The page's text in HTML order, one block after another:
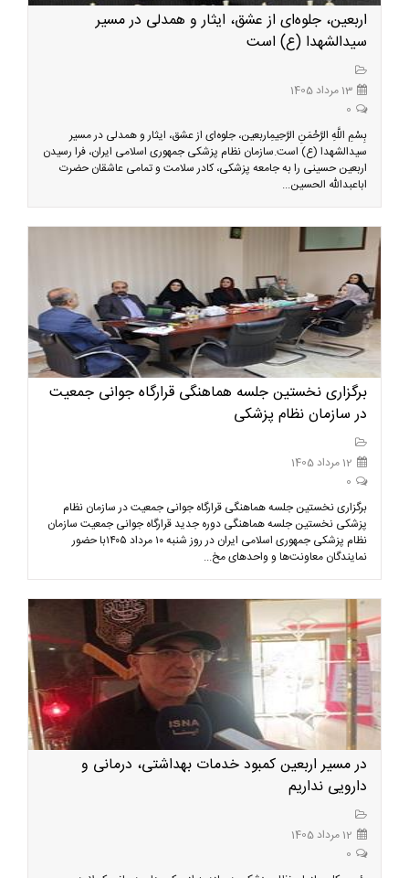
اربعین، جلوه‌ای از عشق، ایثار و همدلی در مسیر
سیدالشهدا (ع) است
13 مرداد 1405
0
بِسْمِ اللَّهِ الرَّحْمَنِ الرَّحِيمِاربعین، جلوه‌ای از عشق، ایثار و همدلی در مسیر
سیدالشهدا (ع) است.سازمان نظام پزشکی جمهوری اسلامی ایران، فرا رسیدن
اربعین حسینی را به جامعه پزشکی، کادر سلامت و تمامی عاشقان حضرت
اباعبدالله الحسین...
برگزاری نخستین جلسه هماهنگی قرارگاه جوانی جمعیت
در سازمان نظام پزشکی
12 مرداد 1405
0
برگزاری نخستین جلسه هماهنگی قرارگاه جوانی جمعیت در سازمان نظام
پزشکی نخستین جلسه هماهنگی دوره جدید قرارگاه جوانی جمعیت سازمان
نظام پزشکی جمهوری اسلامی ایران در روز شنبه ۱۰ مرداد ۱۴۰۵با حضور
نمایندگان معاونت‌ها و واحدهای مخ...
در مسیر اربعین کمبود خدمات بهداشتی، درمانی و
دارویی نداریم
12 مرداد 1405
0